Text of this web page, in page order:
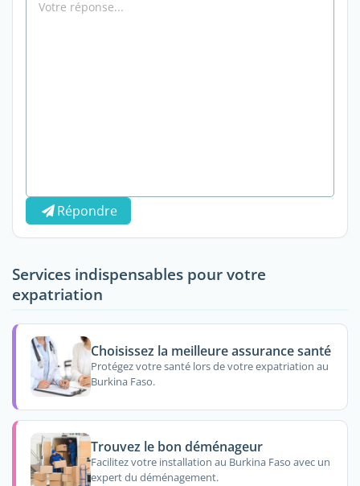
Répondre
Services indispensables pour votre
expatriation
Choisissez la meilleure assurance santé
Protégez votre santé lors de votre expatriation au
Burkina Faso.
Trouvez le bon déménageur
Facilitez votre installation au Burkina Faso avec un
expert du déménagement.